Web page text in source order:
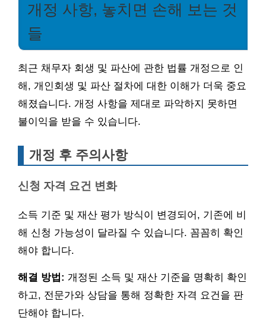
개정 사항, 놓치면 손해 보는 것
들
최근 채무자 회생 및 파산에 관한 법률 개정으로 인
해, 개인회생 및 파산 절차에 대한 이해가 더욱 중요
해졌습니다. 개정 사항을 제대로 파악하지 못하면
불이익을 받을 수 있습니다.
개정 후 주의사항
신청 자격 요건 변화
소득 기준 및 재산 평가 방식이 변경되어, 기존에 비
해 신청 가능성이 달라질 수 있습니다. 꼼꼼히 확인
해야 합니다.
해결 방법: 개정된 소득 및 재산 기준을 명확히 확인
하고, 전문가와 상담을 통해 정확한 자격 요건을 판
단해야 합니다.